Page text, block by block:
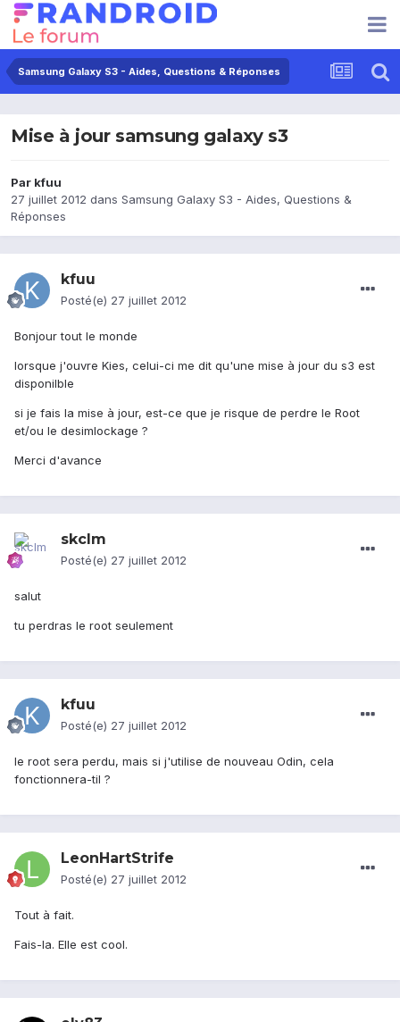
Samsung Galaxy S3 - Aides, Questions & Réponses
Mise à jour samsung galaxy s3
Par kfuu
27 juillet 2012 dans Samsung Galaxy S3 - Aides, Questions &
Réponses
kfuu
Posté(e) 27 juillet 2012
Bonjour tout le monde
lorsque j'ouvre Kies, celui-ci me dit qu'une mise à jour du s3 est
disponilble
si je fais la mise à jour, est-ce que je risque de perdre le Root
et/ou le desimlockage ?
Merci d'avance
skclm
Posté(e) 27 juillet 2012
salut
tu perdras le root seulement
kfuu
Posté(e) 27 juillet 2012
le root sera perdu, mais si j'utilise de nouveau Odin, cela
fonctionnera-til ?
LeonHartStrife
Posté(e) 27 juillet 2012
Tout à fait.
Fais-la. Elle est cool.